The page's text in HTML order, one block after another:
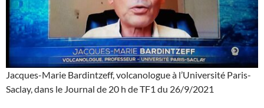
Jacques-Marie Bardintzeff, volcanologue à l’Université Paris-
Saclay, dans le Journal de 20 h de TF1 du 26/9/2021